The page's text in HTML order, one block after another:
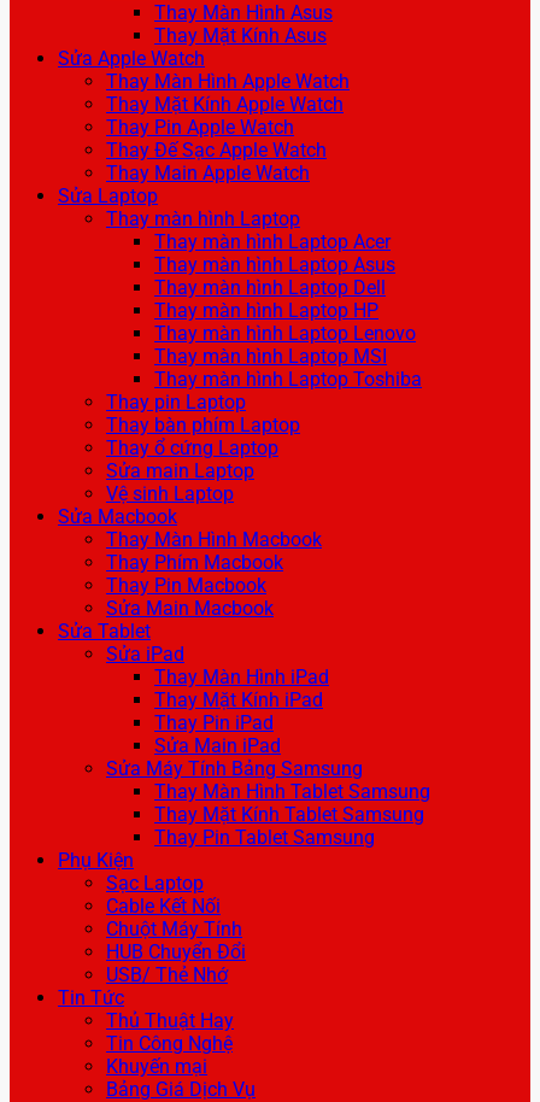
Thay Màn Hình Asus
Thay Mặt Kính Asus
Sửa Apple Watch
Thay Màn Hình Apple Watch
Thay Mặt Kính Apple Watch
Thay Pin Apple Watch
Thay Đế Sạc Apple Watch
Thay Main Apple Watch
Sửa Laptop
Thay màn hình Laptop
Thay màn hình Laptop Acer
Thay màn hình Laptop Asus
Thay màn hình Laptop Dell
Thay màn hình Laptop HP
Thay màn hình Laptop Lenovo
Thay màn hình Laptop MSI
Thay màn hình Laptop Toshiba
Thay pin Laptop
Thay bàn phím Laptop
Thay ổ cứng Laptop
Sửa main Laptop
Vệ sinh Laptop
Sửa Macbook
Thay Màn Hình Macbook
Thay Phím Macbook
Thay Pin Macbook
Sửa Main Macbook
Sửa Tablet
Sửa iPad
Thay Màn Hình iPad
Thay Mặt Kính iPad
Thay Pin iPad
Sửa Main iPad
Sửa Máy Tính Bảng Samsung
Thay Màn Hình Tablet Samsung
Thay Mặt Kính Tablet Samsung
Thay Pin Tablet Samsung
Phụ Kiện
Sạc Laptop
Cable Kết Nối
Chuột Máy Tính
HUB Chuyển Đổi
USB/ Thẻ Nhớ
Tin Tức
Thủ Thuật Hay
Tin Công Nghệ
Khuyến mại
Bảng Giá Dịch Vụ